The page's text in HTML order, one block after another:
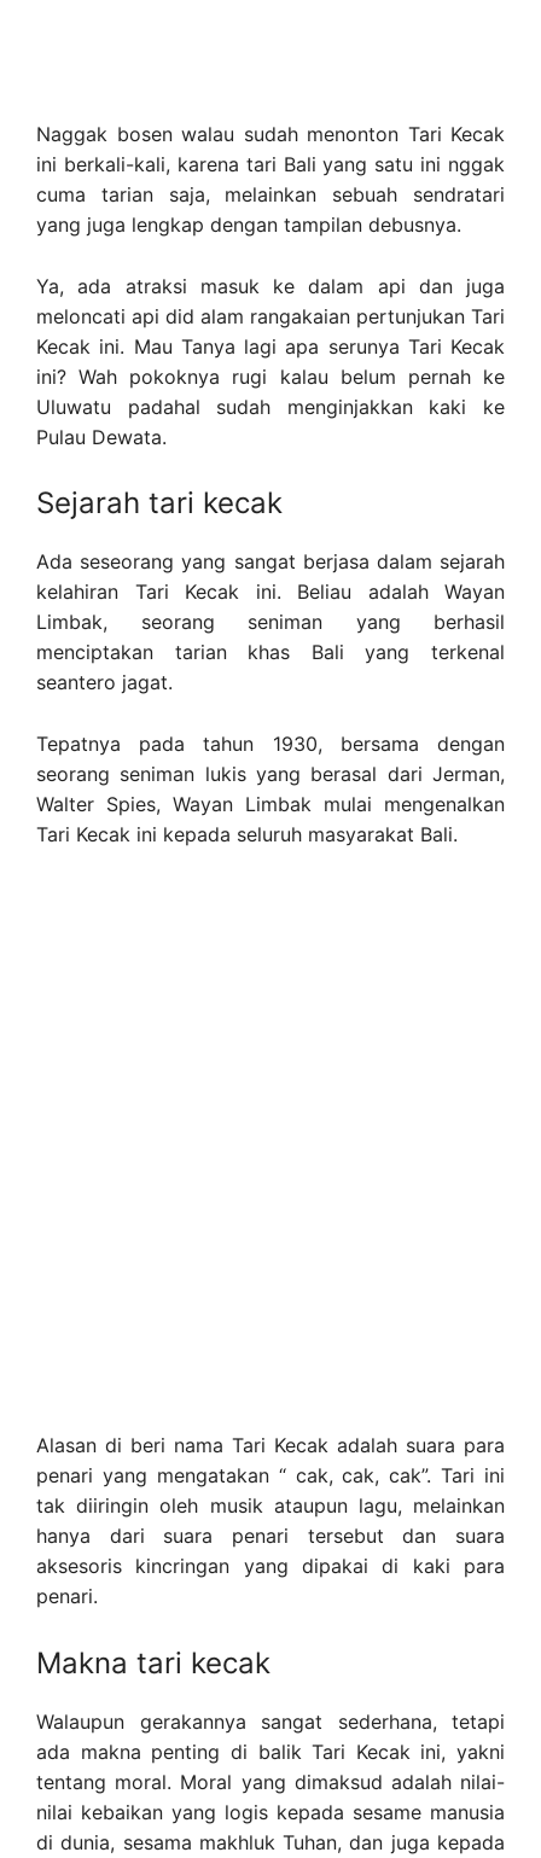
Naggak bosen walau sudah menonton Tari Kecak
ini berkali-kali, karena tari Bali yang satu ini nggak
cuma tarian saja, melainkan sebuah sendratari
yang juga lengkap dengan tampilan debusnya.
Ya, ada atraksi masuk ke dalam api dan juga
meloncati api did alam rangakaian pertunjukan Tari
Kecak ini. Mau Tanya lagi apa serunya Tari Kecak
ini? Wah pokoknya rugi kalau belum pernah ke
Uluwatu padahal sudah menginjakkan kaki ke
Pulau Dewata.
Sejarah tari kecak
Ada seseorang yang sangat berjasa dalam sejarah
kelahiran Tari Kecak ini. Beliau adalah Wayan
Limbak, seorang seniman yang berhasil
menciptakan tarian khas Bali yang terkenal
seantero jagat.
Tepatnya pada tahun 1930, bersama dengan
seorang seniman lukis yang berasal dari Jerman,
Walter Spies, Wayan Limbak mulai mengenalkan
Tari Kecak ini kepada seluruh masyarakat Bali.
Alasan di beri nama Tari Kecak adalah suara para
penari yang mengatakan “ cak, cak, cak”. Tari ini
tak diiringin oleh musik ataupun lagu, melainkan
hanya dari suara penari tersebut dan suara
aksesoris kincringan yang dipakai di kaki para
penari.
Makna tari kecak
Walaupun gerakannya sangat sederhana, tetapi
ada makna penting di balik Tari Kecak ini, yakni
tentang moral. Moral yang dimaksud adalah nilai-
nilai kebaikan yang logis kepada sesame manusia
di dunia, sesama makhluk Tuhan, dan juga kepada